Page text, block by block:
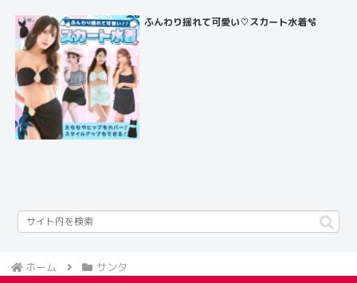
ふんわり揺れて可愛い♡スカート水着🫧
ホーム サンタ